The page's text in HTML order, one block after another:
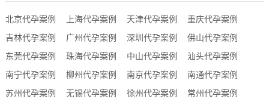
北京代孕案例 上海代孕案例 天津代孕案例
重庆代孕案例
吉林代孕案例
广州代孕案例 深圳代孕案例
佛山代孕案例
东莞代孕案例
珠海代孕案例 中山代孕案例
汕头代孕案例
南宁代孕案例
柳州代孕案例 南京代孕案例
南通代孕案例
苏州代孕案例
无锡代孕案例 徐州代孕案例 常州代孕案例